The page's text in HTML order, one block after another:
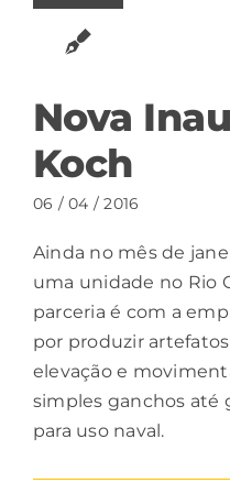
Nova
Koch
06 / 04 / 2016
Ainda no mês de
uma unidade no Rio
parceria é com a
por produzir
elevação e
simples ganchos até
para uso naval.